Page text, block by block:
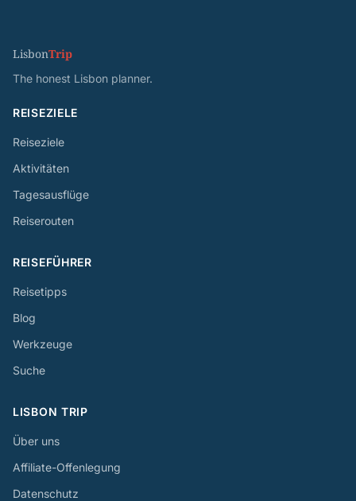
LisbonTrip
The honest Lisbon planner.
REISEZIELE
Reiseziele
Aktivitäten
Tagesausflüge
Reiserouten
REISEFÜHRER
Reisetipps
Blog
Werkzeuge
Suche
LISBON TRIP
Über uns
Affiliate-Offenlegung
Datenschutz